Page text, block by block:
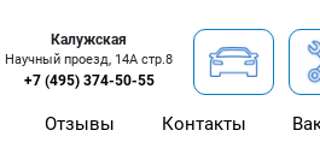
Калужская
Научный проезд, 14А стр.8
+7 (495) 374-50-55
Отзывы Контакты